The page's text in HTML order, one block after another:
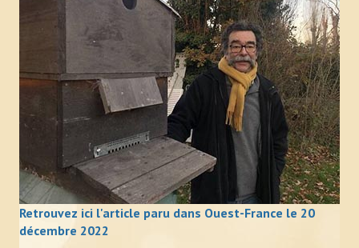
Retrouvez ici l'article paru dans Ouest-France le 20
décembre 2022